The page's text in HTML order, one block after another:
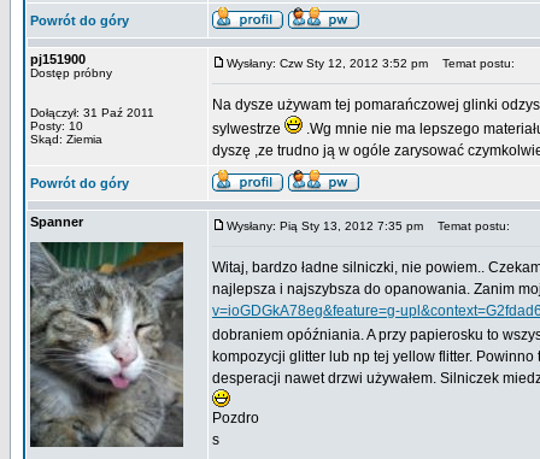
Powrót do góry
pj151900
Dostęp próbny
Dołączył: 31 Paź 2011
Posty: 10
Skąd: Ziemia
Wysłany: Czw Sty 12, 2012 3:52 pm Temat postu:
Na dysze używam tej pomarańczowej glinki
sylwestrze
.Wg mnie nie ma lepszego
dyszę ,ze trudno ją w ogóle zarysować
Powrót do góry
Spanner Wysłany: Pią Sty 13, 2012 7:35 pm Temat postu:
Witaj, bardzo ładne silniczki, nie powiem..
najlepsza i najszybsza do opanowania. Zanim
v=ioGDGkA78eg&feature=g-
dobraniem opóźniania. A przy papierosku to
kompozycji glitter lub np tej yellow flitter.
desperacji nawet drzwi używałem. Silniczek
Pozdro
s